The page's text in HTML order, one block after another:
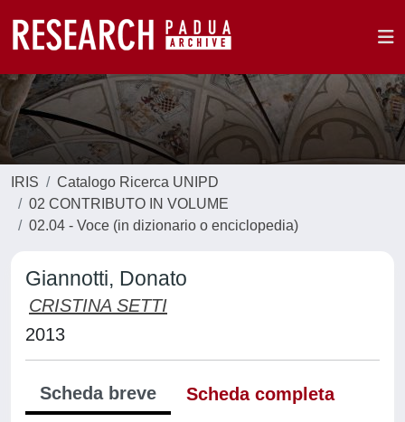
IRIS
Catalogo Ricerca UNIPD
02 CONTRIBUTO IN VOLUME
02.04 - Voce (in dizionario o enciclopedia)
Giannotti, Donato
CRISTINA SETTI
2013
Scheda breve
Scheda completa